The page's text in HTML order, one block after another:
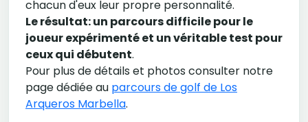
chacun d'eux leur propre personnalité.
Le résultat: un parcours difficile pour le
joueur expérimenté et un véritable test pour
ceux qui débutent.
Pour plus de détails et photos consulter notre
page dédiée au parcours de golf de Los
Arqueros Marbella.